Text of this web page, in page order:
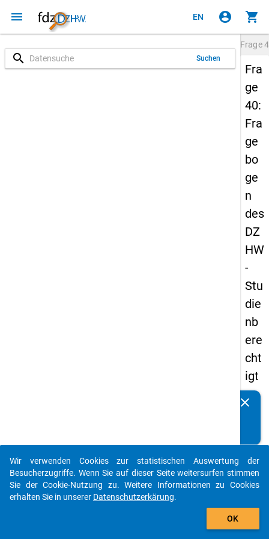
menu EN account_circle shopping_cart
search Suchen
Frage
Fra
ge
40:
Fra
ge
bo
ge
n
des
DZ
HW
-
Stu
die
nb
ere
cht
igt
en
s
20
15
clear
auto_stories
add_shopping_cart
Wir verwenden Cookies zur statistischen Auswertung der
Besucherzugriffe. Wenn Sie auf dieser Seite weitersurfen stimmen
Sie der Cookie-Nutzung zu. Weitere Informationen zu Cookies
erhalten Sie in unserer Datenschutzerkärung.
OK